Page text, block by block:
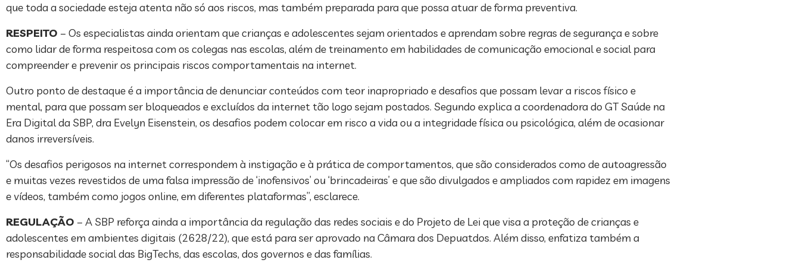
que toda a sociedade esteja atenta não só aos riscos, mas também preparada para que possa atuar de forma preventiva.
RESPEITO – Os especialistas ainda orientam que crianças e adolescentes sejam orientados e aprendam sobre regras de segurança e sobre
como lidar de forma respeitosa com os colegas nas escolas, além de treinamento em habilidades de comunicação emocional e social para
compreender e prevenir os principais riscos comportamentais na internet.
Outro ponto de destaque é a importância de denunciar conteúdos com teor inapropriado e desafios que possam levar a riscos físico e
mental, para que possam ser bloqueados e excluídos da internet tão logo sejam postados. Segundo explica a coordenadora do GT Saúde na
Era Digital da SBP, dra Evelyn Eisenstein, os desafios podem colocar em risco a vida ou a integridade física ou psicológica, além de ocasionar
danos irreversíveis.
“Os desafios perigosos na internet correspondem à instigação e à prática de comportamentos, que são considerados como de autoagressão
e muitas vezes revestidos de uma falsa impressão de ‘inofensivos’ ou ‘brincadeiras’ e que são divulgados e ampliados com rapidez em imagens
e vídeos, também como jogos online, em diferentes plataformas”, esclarece.
REGULAÇÃO – A SBP reforça ainda a importância da regulação das redes sociais e do Projeto de Lei que visa a proteção de crianças e
adolescentes em ambientes digitais (2628/22), que está para ser aprovado na Câmara dos Depuatdos. Além disso, enfatiza também a
responsabilidade social das BigTechs, das escolas, dos governos e das famílias.